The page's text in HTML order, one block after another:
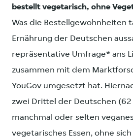
bestellt vegetarisch, ohne
Was die Bestellgewohnheiten
Ernährung der Deutschen
repräsentative Umfrage* ans
zusammen mit dem
YouGov umgesetzt hat.
zwei Drittel der Deutschen
manchmal oder selten
vegetarisches Essen, ohne